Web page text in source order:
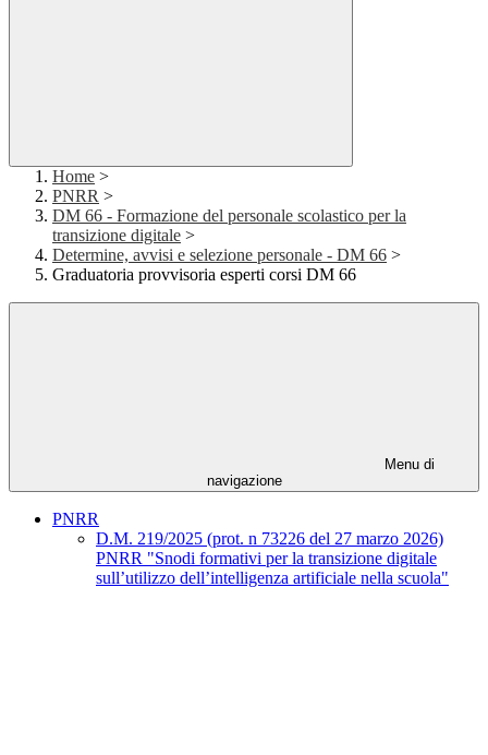
Home >
PNRR >
DM 66 - Formazione del personale scolastico per la
transizione digitale >
Determine, avvisi e selezione personale - DM 66 >
Graduatoria provvisoria esperti corsi DM 66
Menu di
navigazione
PNRR
D.M. 219/2025 (prot. n 73226 del 27 marzo 2026)
PNRR "Snodi formativi per la transizione digitale
sull’utilizzo dell’intelligenza artificiale nella scuola"